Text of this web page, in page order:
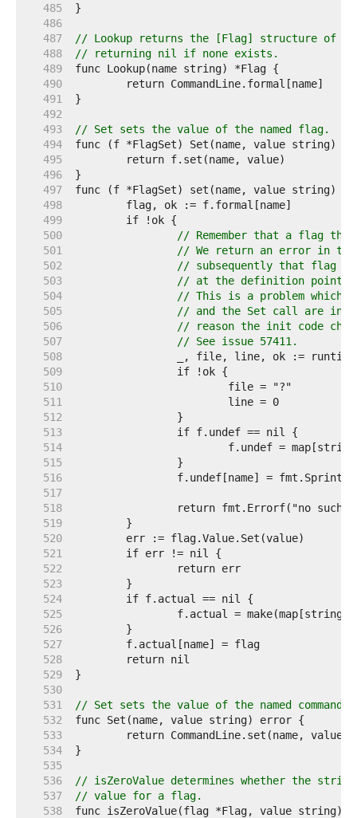
   485
   486
   487
// Lookup returns the [Flag] structure of the
   488
// returning nil if none exists.
   489
   490
   491
   492
   493
// Set sets the value of the named flag.
   494
   495
   496
   497
   498
   499
   500
// Remember that a flag
   501
// We return an error in
   502
// subsequently that flag is
   503
// at the definition point.
   504
// This is a problem which
   505
// and the Set call are in
   506
// reason the init code
   507
// See issue 57411.
   508
   509
   510
   511
   512
   513
   514
   515
   516
   517
   518
   519
   520
   521
   522
   523
   524
   525
   526
   527
   528
   529
   530
   531
// Set sets the value of the named
   532
   533
   534
   535
   536
// isZeroValue determines whether the
   537
// value for a flag.
   538